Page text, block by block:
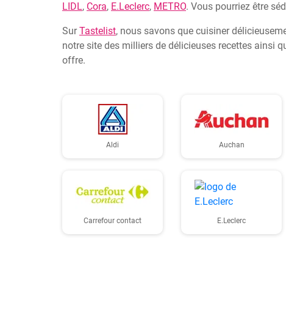
LIDL, Cora, E.Leclerc, METRO. Vous pourriez être
SurTastelist, nous savons que cuisiner
notre site des milliers de délicieuses recettes ainsi
offre.
Aldi Auchan
Carrefour contact E.Leclerc